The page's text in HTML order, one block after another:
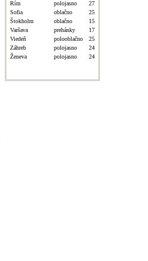
Rím polojasno
27
Sofia
oblačno
25
Štokholm
oblačno
15
Varšava
prehánky
17
Viedeň
polooblačno
25
Záhreb
polojasno
24
Ženeva
polojasno 24